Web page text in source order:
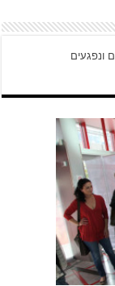
ונפגעים